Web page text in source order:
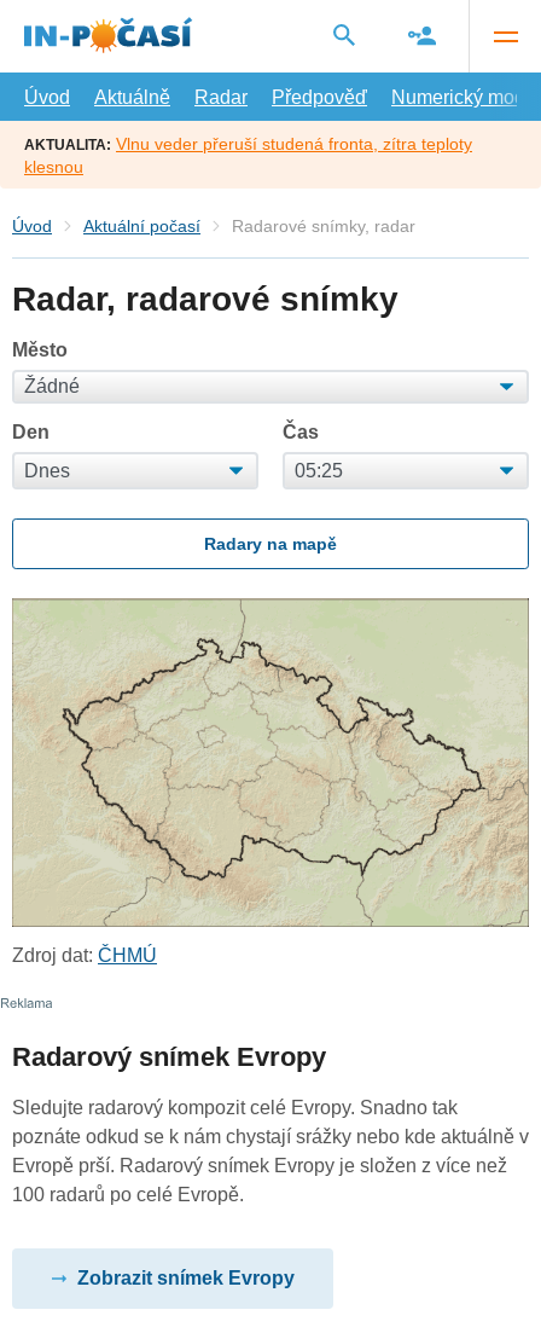
hlavní
Úvod
Aktuálně Radar Předpověď Numerický model
AKTUALITA: Vlnu veder přeruší studená fronta, zítra teploty
klesnou
Úvod Aktuální počasí Radarové snímky, radar
Radar, radarové snímky
Město
Den Čas
Radary na mapě
Zdroj dat: ČHMÚ
Radarový snímek Evropy
Sledujte radarový kompozit celé Evropy. Snadno tak
poznáte odkud se k nám chystají srážky nebo kde aktuálně v
Evropě prší. Radarový snímek Evropy je složen z více než
100 radarů po celé Evropě.
Zobrazit snímek Evropy